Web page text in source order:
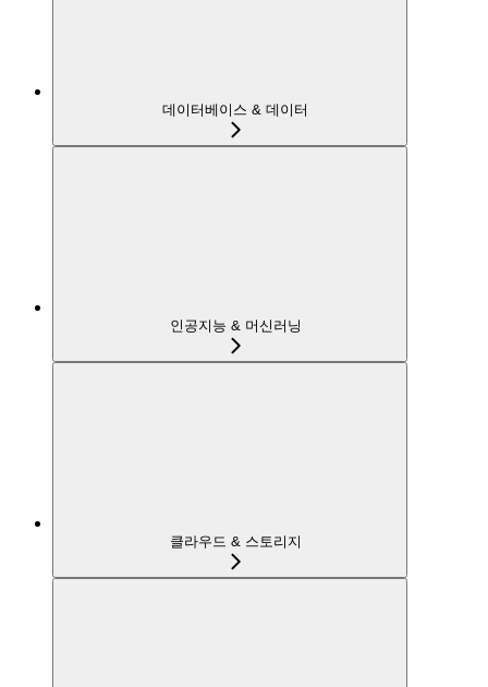
데이터베이스 & 데이터
인공지능 & 머신러닝
클라우드 & 스토리지